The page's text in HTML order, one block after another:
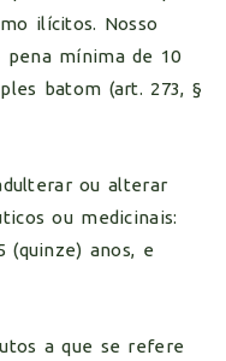
ilícitos. Nosso
pena mínima de 10
batom (art. 273, §
ou alterar
ou medicinais:
(quinze) anos, e
a que se refere